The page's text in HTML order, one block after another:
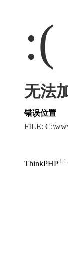
:(
无法
错误位置
FILE:
ThinkPHP